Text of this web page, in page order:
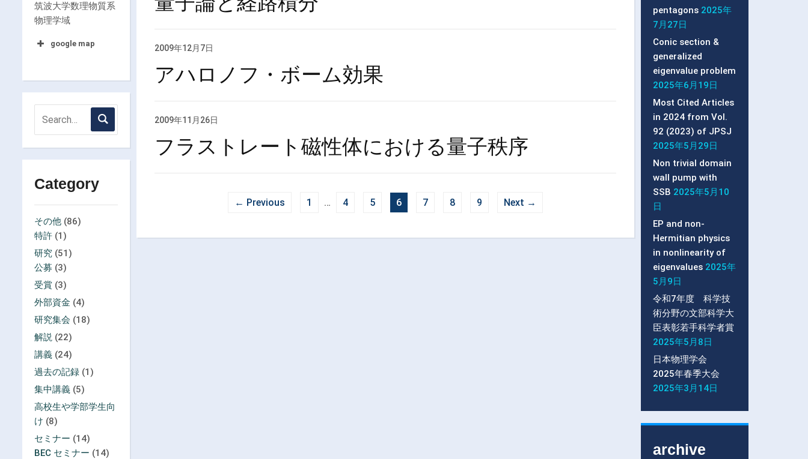
筑波大学数理物質系
物理学域
google map
Category
その他 (86)
特許 (1)
研究 (51)
公募 (3)
受賞 (3)
外部資金 (4)
研究集会 (18)
解説 (22)
講義 (24)
過去の記録 (1)
集中講義 (5)
高校生や学部学生向
け (8)
セミナー (14)
BEC セミナー (14)
2009年12月7日
アハロノフ・ボーム効果
2009年11月26日
フラストレート磁性体における量子秩序
← Previous 1 … 4 5 6 7 8 9 Next →
pentagons 2025年
7月27日
Conic section &
generalized
eigenvalue problem
2025年6月19日
Most Cited Articles
in 2024 from Vol.
92 (2023) of JPSJ
2025年5月29日
Non trivial domain
wall pump with
SSB 2025年5月10
日
EP and non-
Hermitian physics
in nonlinearity of
eigenvalues 2025年
5月9日
令和7年度 科学技
術分野の文部科学大
臣表彰若手科学者賞
2025年5月8日
日本物理学会
2025年春季大会
2025年3月14日
archive